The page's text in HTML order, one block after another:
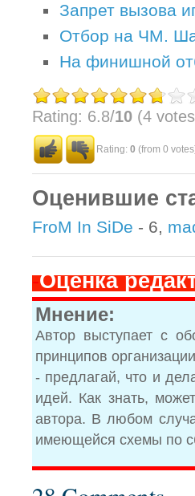
Запрет вызова
Отбор на ЧМ.
На финишной
Rating: 6.8/10 (4
Rating: 0 (from 0
Оценившие
FroM In SiDe - 6,
-Оценка
Мнение:
Автор выступает с
принципов
- предлагай, что и
идей. Как знать,
автора. В любом
имеющейся схемы по